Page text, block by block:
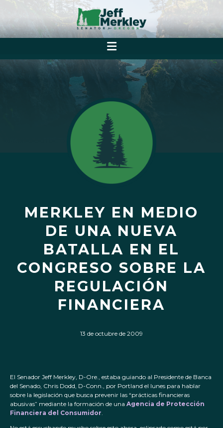
MERKLEY EN MEDIO
DE UNA NUEVA
BATALLA EN EL
CONGRESO SOBRE LA
REGULACIÓN
FINANCIERA
13 de octubre de 2009
El Senador Jeff Merkley, D-Ore., estaba guiando al Presidente de Banca
del Senado, Chris Dodd, D-Conn., por Portland el lunes para hablar
sobre la legislación que busca prevenir las “prácticas financieras
abusivas” mediante la formación de una Agencia de Protección
Financiera del Consumidor.